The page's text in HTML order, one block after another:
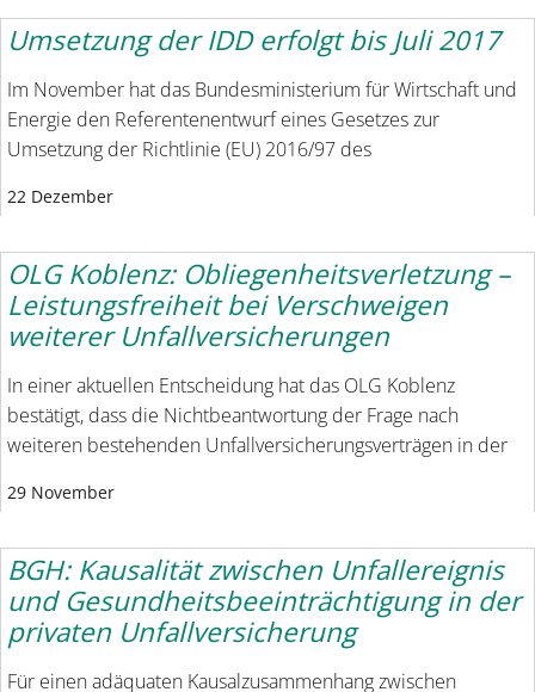
Umsetzung der IDD erfolgt bis Juli 2017
Im November hat das Bundesministerium für Wirtschaft und
Energie den Referentenentwurf eines Gesetzes zur
Umsetzung der Richtlinie (EU) 2016/97 des
22 Dezember
OLG Koblenz: Obliegenheitsverletzung –
Leistungsfreiheit bei Verschweigen
weiterer Unfallversicherungen
In einer aktuellen Entscheidung hat das OLG Koblenz
bestätigt, dass die Nichtbeantwortung der Frage nach
weiteren bestehenden Unfallversicherungsverträgen in der
29 November
BGH: Kausalität zwischen Unfallereignis
und Gesundheitsbeeinträchtigung in der
privaten Unfallversicherung
Für einen adäquaten Kausalzusammenhang zwischen